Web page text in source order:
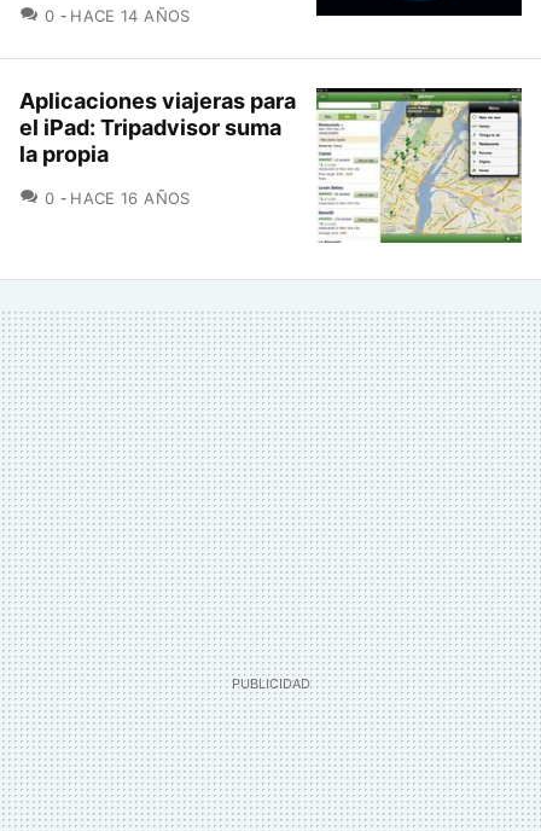
0 COMENTARIOS
HACE 14 AÑOS
Aplicaciones viajeras para
el iPad: Tripadvisor suma
la propia
0 COMENTARIOS
HACE 16 AÑOS